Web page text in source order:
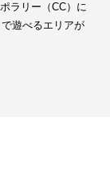
ラリー（CC）に
で遊べるエリアが